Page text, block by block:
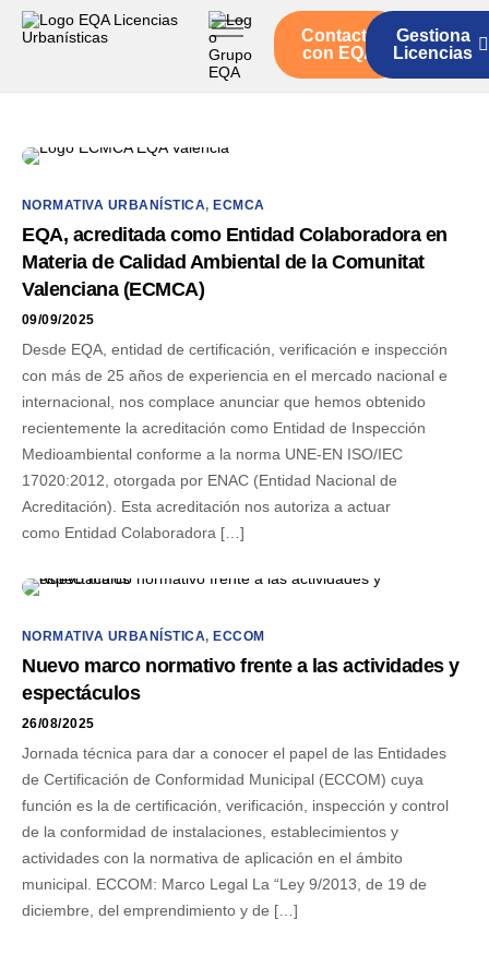
Servicios
Contacto
con EQA
Gestiona
Licencias
NORMATIVA URBANÍSTICA, ECMCA
EQA, acreditada como Entidad Colaboradora en
Materia de Calidad Ambiental de la Comunitat
Valenciana (ECMCA)
09/09/2025
Desde EQA, entidad de certificación, verificación e inspección
con más de 25 años de experiencia en el mercado nacional e
internacional, nos complace anunciar que hemos obtenido
recientemente la acreditación como Entidad de Inspección
Medioambiental conforme a la norma UNE-EN ISO/IEC
17020:2012, otorgada por ENAC (Entidad Nacional de
Acreditación). Esta acreditación nos autoriza a actuar
como Entidad Colaboradora […]
NORMATIVA URBANÍSTICA, ECCOM
Nuevo marco normativo frente a las actividades y
espectáculos
26/08/2025
Jornada técnica para dar a conocer el papel de las Entidades
de Certificación de Conformidad Municipal (ECCOM) cuya
función es la de certificación, verificación, inspección y control
de la conformidad de instalaciones, establecimientos y
actividades con la normativa de aplicación en el ámbito
municipal. ECCOM: Marco Legal La “Ley 9/2013, de 19 de
diciembre, del emprendimiento y de […]